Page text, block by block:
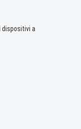
dispositivi a